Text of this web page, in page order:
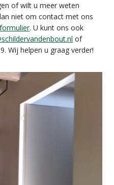
of wilt u meer weten
niet om contact met ons
. U kunt ons ook
of
Wij helpen u graag verder!